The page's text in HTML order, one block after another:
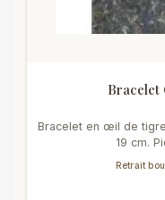
Bracelet en œil de
19 cm.
Retrait